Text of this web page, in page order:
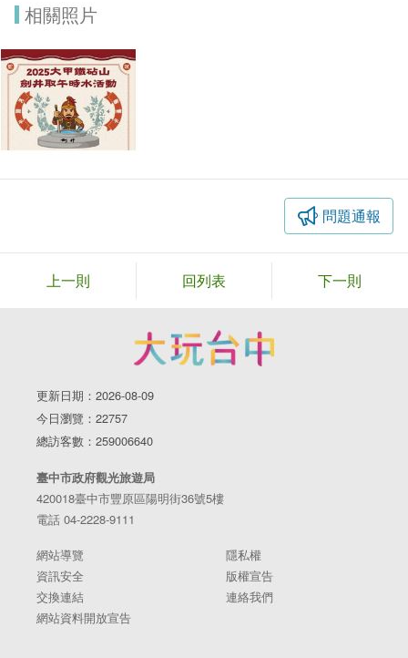
相關照片
問題通報
上一則 回列表 下一則
更新日期：2026-08-09
今日瀏覽：22757
總訪客數：259006640
臺中市政府觀光旅遊局
420018臺中市豐原區陽明街36號5樓
電話 04-2228-9111
網站導覽
隱私權
資訊安全
版權宣告
交換連結
連絡我們
網站資料開放宣告